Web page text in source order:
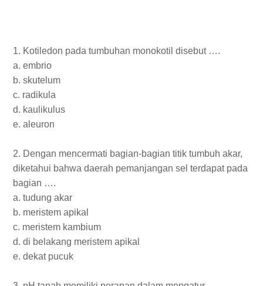
1. Kotiledon pada tumbuhan monokotil disebut ….
a. embrio
b. skutelum
c. radikula
d. kaulikulus
e. aleuron
2. Dengan mencermati bagian-bagian titik tumbuh akar,
diketahui bahwa daerah pemanjangan sel terdapat pada
bagian ….
a. tudung akar
b. meristem apikal
c. meristem kambium
d. di belakang meristem apikal
e. dekat pucuk